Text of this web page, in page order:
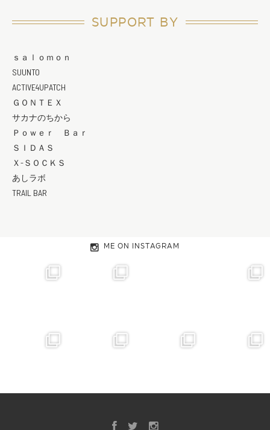
SUPPORT BY
ｓａｌｏｍｏｎ
SUUNTO
ACTIVE4UPATCH
ＧＯＮＴＥＸ
サカナのちから
Ｐｏｗｅｒ Ｂａｒ
ＳＩＤＡＳ
Ｘ-ＳＯＣＫＳ
あしラボ
TRAIL BAR
ME ON INSTAGRAM